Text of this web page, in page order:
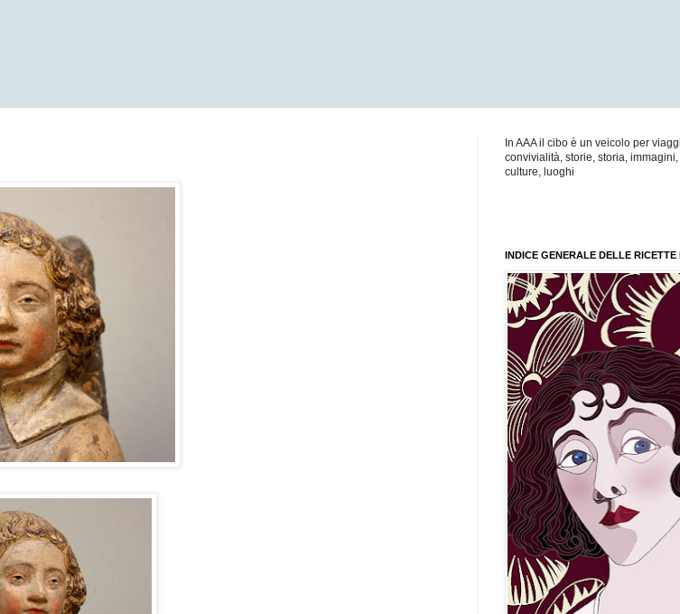
In AAA il cibo è un veicolo per
convivialità, storie, storia,
culture, luoghi
INDICE GENERALE DELLE RICETTE